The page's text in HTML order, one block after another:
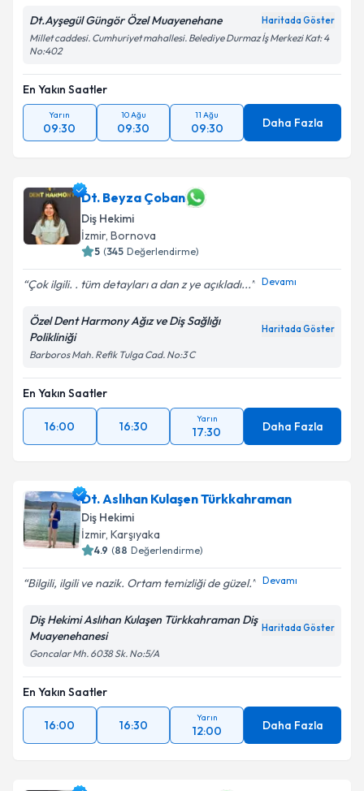
Kişisel verilerimin işlenmesine ilişkinAydınlatma
kapsamda işlenmesini kabul ediyorum.
Takvim Talebini Gönder
Dt.Ayşegül Güngör Özel Muayenehane Haritada Göster
Millet caddesi. Cumhuriyet mahallesi. Belediye Durmaz İş Merkezi Kat: 4
No:402
En Yakın Saatler
Yarın
09:30
10 Ağu
09:30
11 Ağu
09:30 Daha Fazla
Dt. Beyza Çoban
Diş Hekimi
İzmir, Bornova
5 (345 Değerlendirme)
Çok ilgili. . tüm detayları a dan z ye açıkladı... Devamı
Özel Dent Harmony Ağız ve Diş Sağlığı
Polikliniği
Haritada Göster
Barboros Mah. Refik Tulga Cad. No:3 C
En Yakın Saatler
16:00 16:30
Yarın
17:30 Daha Fazla
Dt. Aslıhan Kulaşen Türkkahraman
Diş Hekimi
İzmir, Karşıyaka
4.9 (88 Değerlendirme)
Bilgili, ilgili ve nazik. Ortam temizliği de güzel. Devamı
Diş Hekimi Aslıhan Kulaşen Türkkahraman Diş
Muayenehanesi
Haritada Göster
Goncalar Mh. 6038 Sk. No:5/A
En Yakın Saatler
16:00 16:30
Yarın
12:00 Daha Fazla